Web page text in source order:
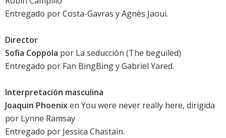
Entregado por Costa-Gavras yAgnès Jaoui.
Director
Sofia Coppola por La seducción (The beguiled)
Entregado por Fan BingBingy Gabriel Yared.
Interpretación masculina
Joaquin Phoenixen You were never really here, dirigida
por Lynne Ramsay
Entregado por Jessica Chastain.